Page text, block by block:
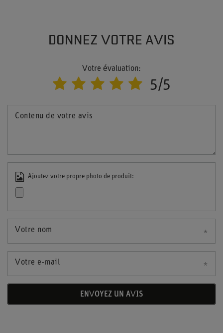
DONNEZ VOTRE AVIS
Votre évaluation:
5/5
Contenu de votre avis
Ajoutez votre propre photo de produit:
Votre nom
Votre e-mail
ENVOYEZ UN AVIS